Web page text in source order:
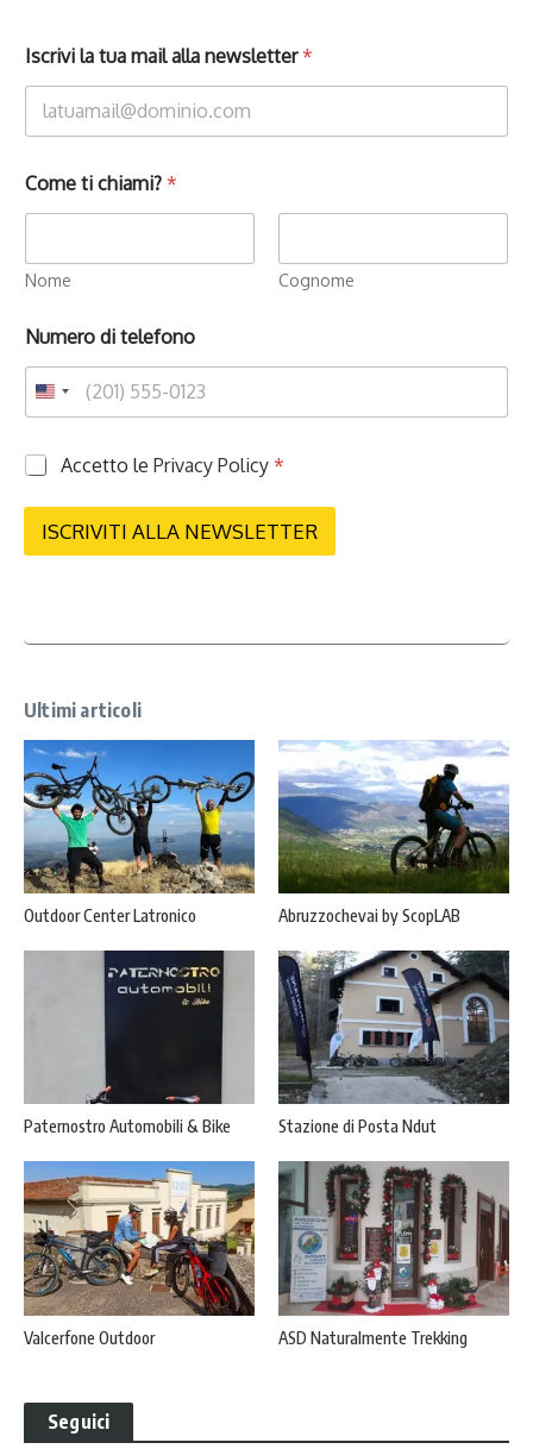
Iscrivi la tua mail alla newsletter*
Come ti chiami? *
Nome Cognome
Numero di telefono
P
i
a
Accetto le Privacy Policy *
ISCRIVITI ALLA NEWSLETTER
Ultimi articoli
Outdoor Center Latronico Abruzzochevai by ScopLAB
Paternostro Automobili & Bike Stazione di Posta Ndut
Valcerfone Outdoor ASD Naturalmente Trekking
Seguici